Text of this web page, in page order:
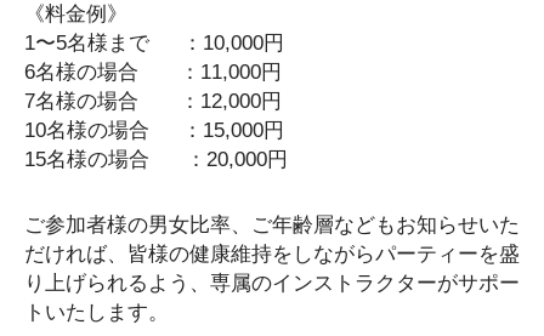
《料金例》
1〜5名様まで ：10,000円
6名様の場合 ：11,000円
7名様の場合 ：12,000円
10名様の場合 ：15,000円
15名様の場合 ：20,000円
ご参加者様の男女比率、ご年齢層などもお知らせいた
だければ、皆様の健康維持をしながらパーティーを盛
り上げられるよう、専属のインストラクターがサポー
トいたします。